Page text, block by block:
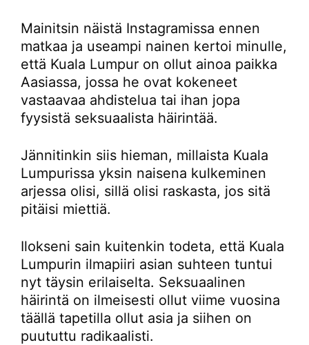
Mainitsin näistä Instagramissa ennen
matkaa ja useampi nainen kertoi minulle,
että Kuala Lumpur on ollut ainoa paikka
Aasiassa, jossa he ovat kokeneet
vastaavaa ahdistelua tai ihan jopa
fyysistä seksuaalista häirintää.
Jännitinkin siis hieman, millaista Kuala
Lumpurissa yksin naisena kulkeminen
arjessa olisi, sillä olisi raskasta, jos sitä
pitäisi miettiä.
Ilokseni sain kuitenkin todeta, että Kuala
Lumpurin ilmapiiri asian suhteen tuntui
nyt täysin erilaiselta. Seksuaalinen
häirintä on ilmeisesti ollut viime vuosina
täällä tapetilla ollut asia ja siihen on
puututtu radikaalisti.